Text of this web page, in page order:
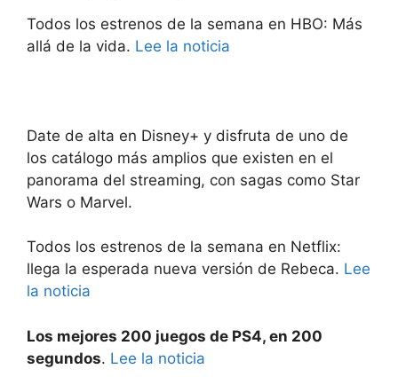
Todos los estrenos de la semana en HBO: Más
allá de la vida. Lee la noticia
Date de alta en Disney+ y disfruta de uno de
los catálogo más amplios que existen en el
panorama del streaming, con sagas como Star
Wars o Marvel.
Todos los estrenos de la semana en Netflix:
llega la esperada nueva versión de Rebeca. Lee
la noticia
Los mejores 200 juegos de PS4, en 200
segundos. Lee la noticia